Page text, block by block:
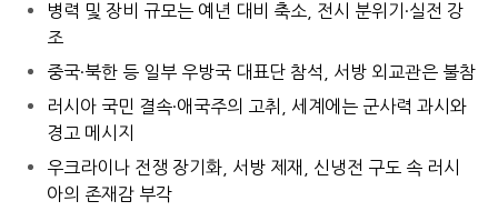
병력 및 장비 규모는 예년 대비 축소, 전시 분위기·실전 강
조
중국·북한 등 일부 우방국 대표단 참석, 서방 외교관은 불참
러시아 국민 결속·애국주의 고취, 세계에는 군사력 과시와
경고 메시지
우크라이나 전쟁 장기화, 서방 제재, 신냉전 구도 속 러시
아의 존재감 부각